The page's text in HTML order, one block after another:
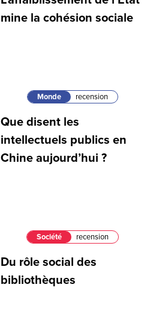
mine la cohésion sociale
Monde recension
Que disent les
intellectuels publics en
Chine aujourd’hui ?
Société recension
Du rôle social des
bibliothèques